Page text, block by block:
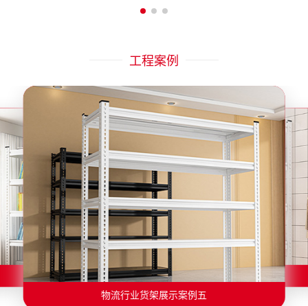
工程案例
物流行业货架展示案例一
物流行业货架展示案例六
物流行业货架展示案例五
物流行业货架展示案例四
物流行业货架展示案例三
物流行业货架展示案例二